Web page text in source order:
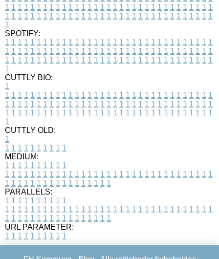
1 1 1 1 1 1 1 1 1 1 1 1 1 1 1 1 1 1 1 1 1 1 1 1 1 1 1 1 1 1 1 1 1
1 1 1 1 1 1 1 1 1 1 1 1 1 1 1 1 1 1 1 1 1 1 1 1 1 1 1 1 1 1 1 1 1
1
SPOTIFY:
1 1 1 1 1 1 1 1 1 1 1 1 1 1 1 1 1 1 1 1 1 1 1 1 1 1 1 1 1 1 1 1 1
1 1 1 1 1 1 1 1 1 1 1 1 1 1 1 1 1 1 1 1 1 1 1 1 1 1 1 1 1 1 1 1 1
1 1 1 1 1 1 1 1 1 1 1 1 1 1 1 1 1 1 1 1 1 1 1 1 1 1 1 1 1 1 1 1 1
1
CUTTLY BIO:
1
1 1 1 1 1 1 1 1 1 1 1 1 1 1 1 1 1 1 1 1 1 1 1 1 1 1 1 1 1 1 1 1 1
1 1 1 1 1 1 1 1 1 1 1 1 1 1 1 1 1 1 1 1 1 1 1 1 1 1 1 1 1 1 1 1 1
1 1 1 1 1 1 1 1 1 1 1 1 1 1 1 1 1 1 1 1 1 1 1 1 1 1 1 1 1 1 1 1 1
1
CUTTLY OLD:
1
1 1 1 1 1 1 1 1 1 1
MEDIUM:
1 1 1 1 1 1 1 1 1 1
1 1 1 1 1 1 1 1 1 1 1 1 1 1 1 1 1 1 1 1 1 1 1 1 1 1 1 1 1 1 1 1 1
1 1 1 1 1 1 1 1 1 1 1 1 1 1 1 1 1
PARALLELS:
1 1 1 1 1 1 1 1 1 1
1 1 1 1 1 1 1 1 1 1 1 1 1 1 1 1 1 1 1 1 1 1 1 1 1 1 1 1 1 1 1 1 1
1 1 1 1 1 1 1 1 1 1 1 1 1 1 1 1 1
URL PARAMETER:
1 1 1 1 1 1 1 1 1 1